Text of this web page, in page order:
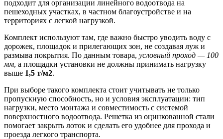
подходит для организации линейного водоотвода на
пешеходных участках, в частном благоустройстве и на
территориях с легкой нагрузкой.
Комплект используют там, где важно быстро уводить воду с
дорожек, площадок и прилегающих зон, не создавая луж и
размыва покрытия. По данным товара, условный проход — 100
мм, а площадки установки не должны принимать нагрузку
выше 1,5 т/м2.
При выборе такого комплекта стоит учитывать не только
пропускную способность, но и условия эксплуатации: тип
нагрузки, место монтажа и совместимость с системой
поверхностного водоотвода. Решетка из оцинкованной стали
помогает закрыть лоток и сделать его удобнее для прохода и
проезда легкого транспорта.